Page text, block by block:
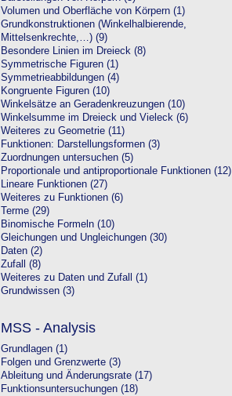
Volumen und Oberfläche von Körpern (1)
Grundkonstruktionen (Winkelhalbierende,
Mittelsenkrechte,…) (9)
Besondere Linien im Dreieck (8)
Symmetrische Figuren (1)
Symmetrieabbildungen (4)
Kongruente Figuren (10)
Winkelsätze an Geradenkreuzungen (10)
Winkelsumme im Dreieck und Vieleck (6)
Weiteres zu Geometrie (11)
Funktionen: Darstellungsformen (3)
Zuordnungen untersuchen (5)
Proportionale und antiproportionale Funktionen (12)
Lineare Funktionen (27)
Weiteres zu Funktionen (6)
Terme (29)
Binomische Formeln (10)
Gleichungen und Ungleichungen (30)
Daten (2)
Zufall (8)
Weiteres zu Daten und Zufall (1)
Grundwissen (3)
MSS - Analysis
Grundlagen (1)
Folgen und Grenzwerte (3)
Ableitung und Änderungsrate (17)
Funktionsuntersuchungen (18)